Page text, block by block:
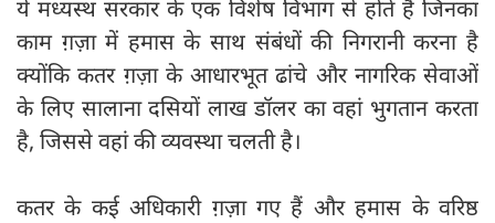
ये मध्यस्थ सरकार के एक विशेष विभाग से होते हैं जिनका
काम ग़ज़ा में हमास के साथ संबंधों की निगरानी करना है
क्योंकि कतर ग़ज़ा के आधारभूत ढांचे और नागरिक सेवाओं
के लिए सालाना दसियों लाख डॉलर का वहां भुगतान करता
है, जिससे वहां की व्यवस्था चलती है।
कतर के कई अधिकारी ग़ज़ा गए हैं और हमास के वरिष्ठ